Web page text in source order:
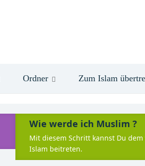
Ordner Zum Islam
Wie werde ich Muslim ?
Mit diesem Schritt kannst Du dem
Islam beitreten.